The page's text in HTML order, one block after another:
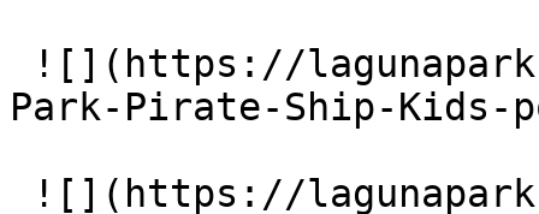
Park-Pirate-Ship-Kids-